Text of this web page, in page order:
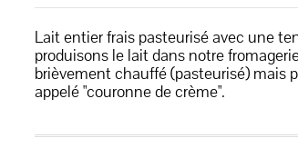
Lait entier frais pasteurisé avec une
produisons le lait dans notre
brièvement chauffé (pasteurisé) mais
appelé "couronne de crème".